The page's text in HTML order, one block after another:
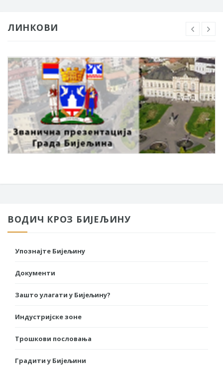
ЛИНКОВИ
ВОДИЧ КРОЗ БИЈЕЉИНУ
Упознајте Бијељину
Документи
Зашто улагати у Бијељину?
Индустријске зоне
Трошкови пословања
Градити у Бијељини